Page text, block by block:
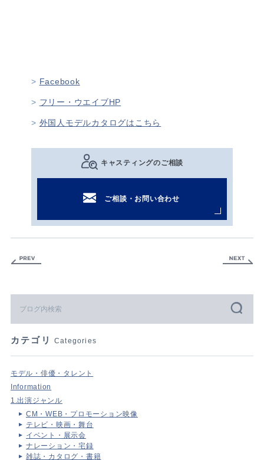
Facebook
フリー・ウエイブHP
外国人モデルカタログはこちら
キャスティングのご相談
ご相談・お問い合わせ
カテゴリ Categories
モデル・俳優・タレント
Information
1.出演ジャンル
CM・WEB・プロモーション映像
テレビ・映画・舞台
イベント・展示会
ナレーション・宅録
雑誌・カタログ・書籍